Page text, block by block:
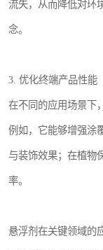
流失，从而降低对环
念。
3. 优化终端产品性能
在不同的应用场景下
例如，它能够增强涂
与装饰效果；在植物
率。
悬浮剂在关键领域的